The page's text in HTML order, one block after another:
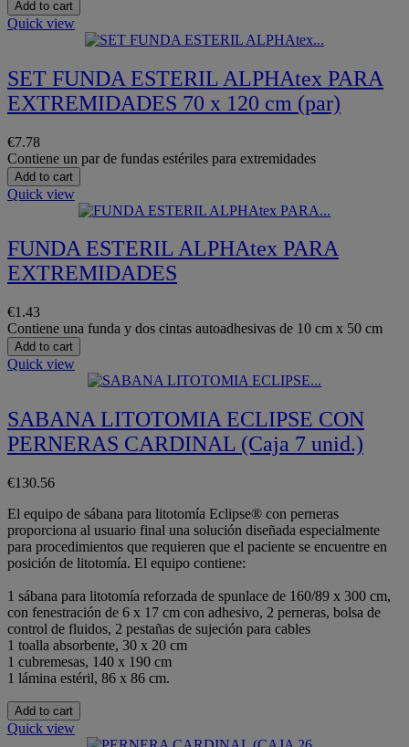
Add to cart
Quick view
SET FUNDA ESTERIL ALPHAtex PARA
EXTREMIDADES 70 x 120 cm (par)
€7.78
Contiene un par de fundas estériles para extremidades
Add to cart
Quick view
FUNDA ESTERIL ALPHAtex PARA
EXTREMIDADES
€1.43
Contiene una funda y dos cintas autoadhesivas de 10 cm x 50 cm
Add to cart
Quick view
SABANA LITOTOMIA ECLIPSE CON
PERNERAS CARDINAL (Caja 7 unid.)
€130.56
El equipo de sábana para litotomía Eclipse® con perneras
proporciona al usuario final una solución diseñada especialmente
para procedimientos que requieren que el paciente se encuentre en
posición de litotomía. El equipo contiene:
1 sábana para litotomía reforzada de spunlace de 160/89 x 300 cm,
con fenestración de 6 x 17 cm con adhesivo, 2 perneras, bolsa de
control de fluidos, 2 pestañas de sujeción para cables
1 toalla absorbente, 30 x 20 cm
1 cubremesas, 140 x 190 cm
1 lámina estéril, 86 x 86 cm.
Add to cart
Quick view